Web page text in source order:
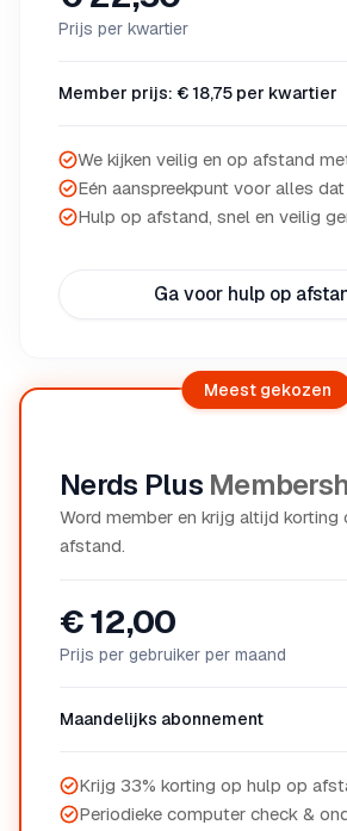
Prijs per kwartier
Member prijs: € 18,75 per kwartier
We kijken veilig en op afstand
Eén aanspreekpunt voor alles
Hulp op afstand, snel en veilig
Ga voor hulp op
Nerds Plus
Word member en krijg altijd korting
afstand.
€ 12,00
Prijs per gebruiker per maand
Maandelijks abonnement
Krijg 33% korting op hulp op
Periodieke computer check &
Meest gekozen